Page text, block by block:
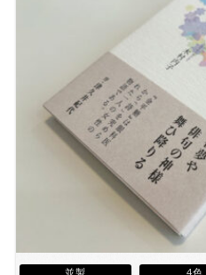
並製 4色